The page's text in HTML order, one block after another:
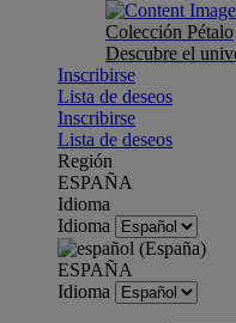
Colección Pétalo
Descubre el
Inscribirse
Lista de deseos
Inscribirse
Lista de deseos
Región
ESPAÑA
Idioma
Idioma
ESPAÑA
Idioma